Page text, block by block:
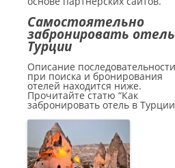
Самостоятельно
забронировать
Турции
Описание последовательности
при поиска и бронирования
отелей находится ниже.
Прочитайте статю “Как
забронировать отель в